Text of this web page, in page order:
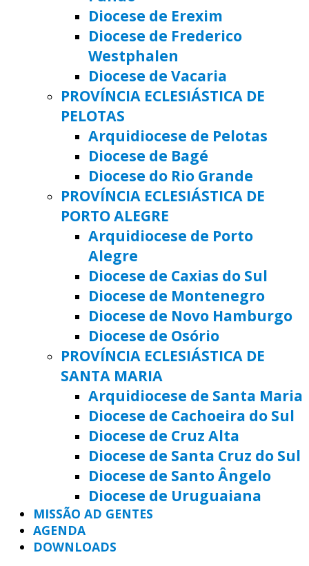
Diocese de Erexim
Diocese de Frederico
Westphalen
Diocese de Vacaria
PROVÍNCIA ECLESIÁSTICA DE
PELOTAS
Arquidiocese de Pelotas
Diocese de Bagé
Diocese do Rio Grande
PROVÍNCIA ECLESIÁSTICA DE
PORTO ALEGRE
Arquidiocese de Porto
Alegre
Diocese de Caxias do Sul
Diocese de Montenegro
Diocese de Novo Hamburgo
Diocese de Osório
PROVÍNCIA ECLESIÁSTICA DE
SANTA MARIA
Arquidiocese de Santa Maria
Diocese de Cachoeira do Sul
Diocese de Cruz Alta
Diocese de Santa Cruz do Sul
Diocese de Santo Ângelo
Diocese de Uruguaiana
MISSÃO AD GENTES
AGENDA
DOWNLOADS